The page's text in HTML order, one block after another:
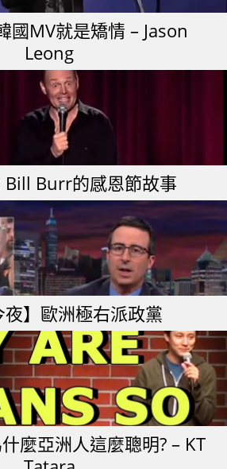
國MV就是矯情 – Jason
Leong
Burr的感恩節故事
夜】歐洲極右派政黨
麼亞洲人這麼聰明? – KT